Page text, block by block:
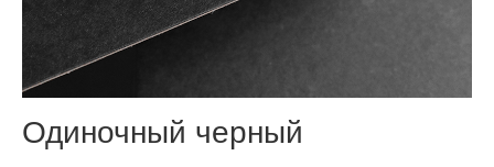
Одиночный черный